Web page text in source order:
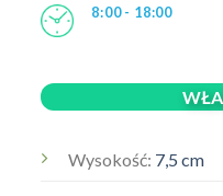
8:00 - 18:00
Wysokość: 7,5 cm